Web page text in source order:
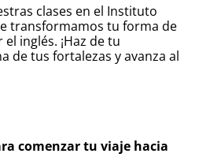
clases en el Instituto
transformamos tu forma de
inglés. ¡Haz de tu
de tus fortalezas y avanza al
comenzar tu viaje hacia